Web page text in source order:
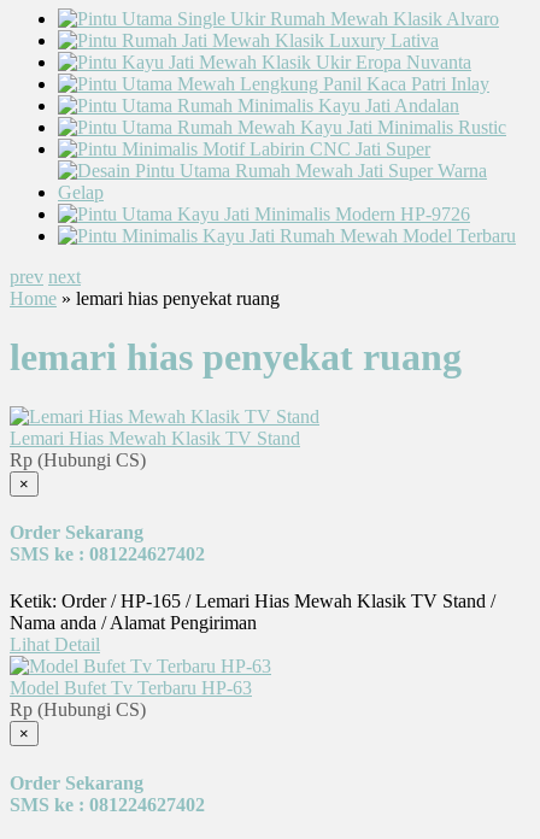
prev next
Home » lemari hias penyekat ruang
lemari hias penyekat ruang
Lemari Hias Mewah Klasik TV Stand
Rp (Hubungi CS)
×
Order Sekarang
SMS ke : 081224627402
Ketik: Order / HP-165 / Lemari Hias Mewah Klasik TV Stand /
Nama anda / Alamat Pengiriman
Lihat Detail
Model Bufet Tv Terbaru HP-63
Rp (Hubungi CS)
×
Order Sekarang
SMS ke : 081224627402